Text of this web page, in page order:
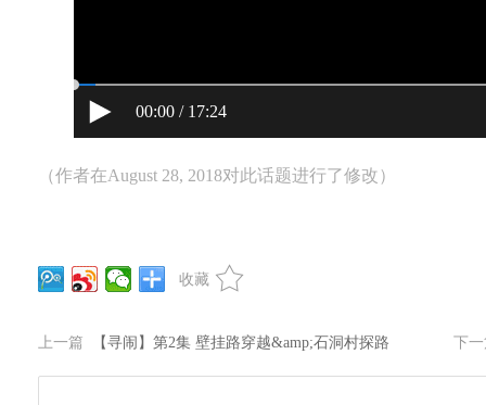
00:00 / 17:24
（作者在August 28, 2018对此话题进行了修改）
收藏
上一篇 【寻闹】第2集 壁挂路穿越&amp;石洞村探路 下